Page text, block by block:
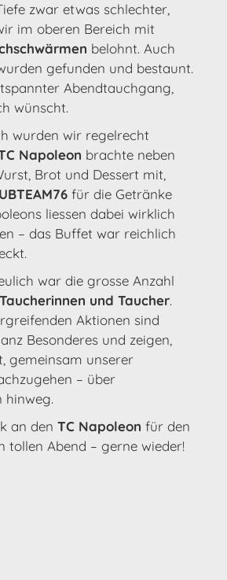
zwar etwas schlechter,
im oberen Bereich mit
belohnt. Auch
gefunden und bestaunt.
Abendtauchgang,
wünscht.
wurden wir regelrecht
Napoleon brachte neben
Brot und Dessert mit,
für die Getränke
liessen dabei wirklich
– das Buffet war reichlich
war die grosse Anzahl
Taucherinnen und Taucher.
Aktionen sind
Besonderes und zeigen,
gemeinsam unserer
– über
hinweg.
an den TC Napoleon für den
tollen Abend – gerne wieder!